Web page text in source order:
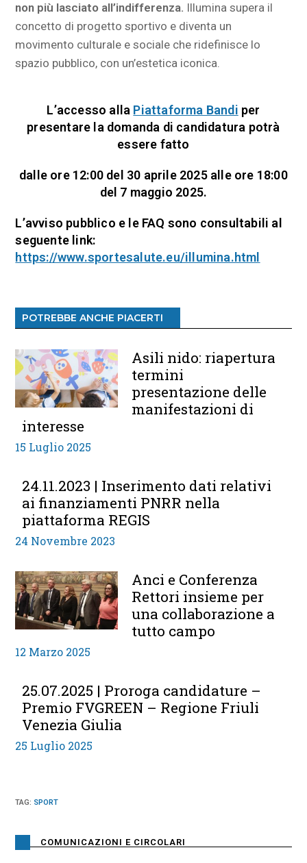
non più lasciato all’indifferenza. Illumina supera il
concetto di progetto sportivo e diventa un
movimento culturale e sociale che ridefinisce lo
spazio pubblico, con un’estetica iconica.
L’accesso alla Piattaforma Bandi per
presentare la domanda di candidatura potrà
essere fatto
dalle ore 12:00 del 30 aprile 2025 alle ore 18:00
del 7 maggio 2025.
L’avviso pubblico e le FAQ sono consultabili al
seguente link:
https://www.sportesalute.eu/illumina.html
POTREBBE ANCHE PIACERTI
Asili nido: riapertura
termini
presentazione delle
manifestazioni di
interesse
15 Luglio 2025
24.11.2023 | Inserimento dati relativi
ai finanziamenti PNRR nella
piattaforma REGIS
24 Novembre 2023
Anci e Conferenza
Rettori insieme per
una collaborazione a
tutto campo
12 Marzo 2025
25.07.2025 | Proroga candidature –
Premio FVGREEN – Regione Friuli
Venezia Giulia
25 Luglio 2025
TAG: SPORT
COMUNICAZIONI E CIRCOLARI